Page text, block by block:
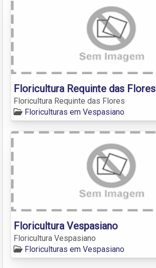
Floricultura Requinte das Flores
Floricultura Requinte das Flores
Floriculturas em Vespasiano
Floricultura Vespasiano
Floricultura Vespasiano
Floriculturas em Vespasiano